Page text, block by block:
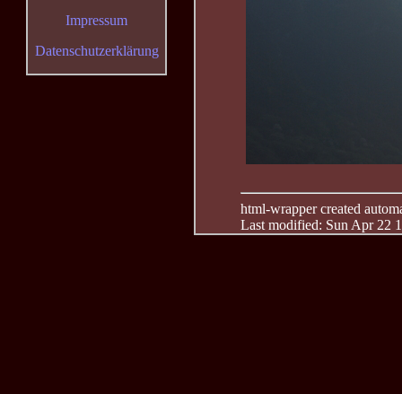
html-wrapper created
Last modified: Sun Apr 22
Impressum
Datenschutzerklärung